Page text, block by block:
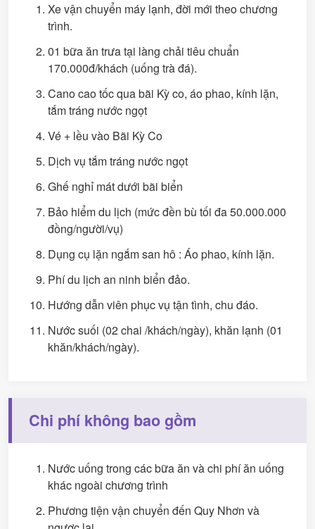
Xe vận chuyển máy lạnh, đời mới theo chương
trình.
01 bữa ăn trưa tại làng chải tiêu chuẩn
170.000đ/khách (uống trà đá).
Cano cao tốc qua bãi Kỳ co, áo phao, kính lặn,
tắm tráng nước ngọt
Vé + lều vào Bãi Kỳ Co
Dịch vụ tắm tráng nước ngọt
Ghế nghỉ mát dưới bãi biển
Bảo hiểm du lịch (mức đền bù tối đa 50.000.000
đồng/người/vụ)
Dụng cụ lặn ngắm san hô : Áo phao, kính lặn.
Phí du lịch an ninh biển đảo.
Hướng dẫn viên phục vụ tận tình, chu đáo.
Nước suối (02 chai /khách/ngày), khăn lạnh (01
khăn/khách/ngày).
Chi phí không bao gồm
Nước uống trong các bữa ăn và chi phí ăn uống
khác ngoài chương trình
Phương tiện vận chuyển đến Quy Nhơn và